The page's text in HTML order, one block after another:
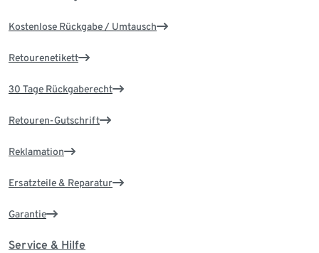
Kostenlose Rückgabe / Umtausch
Retourenetikett
30 Tage Rückgaberecht
Retouren-Gutschrift
Reklamation
Ersatzteile & Reparatur
Garantie
Service & Hilfe